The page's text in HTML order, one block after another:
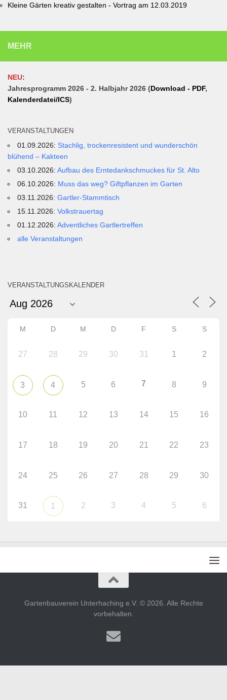
Kleine Gärten kreativ gestalten - Vortrag am 12.03.2019
MEHR
NEU:
Jahresprogramm 2026 - 2. Halbjahr 2026 (Download - PDF,
Kalenderdatei/ICS)
VERANSTALTUNGEN
01.09.2026: Stachlig, trockenresistent und wunderschön
blühend – Kakteen
03.10.2026:Aufbau des Erntedankschmuckes für St. Alto
06.10.2026: Muss das weg? Giftpflanzen im Garten
03.11.2026:Gartler-Stammtisch
15.11.2026:Volkstrauertag
01.12.2026:Adventliches Gartlertreffen
alle Veranstaltungen
VERANSTALTUNGSKALENDER
M D M D F S S
27 28 29 30 31 1 2
3 4 5 6 7 8 9
10 11 12 13 14 15 16
17 18 19 20 21 22 23
24 25 26 27 28 29 30
31 1 2 3 4 5 6
Gartenbauverein Unterhaching e.V. © 2026. Alle Rechte
vorbehalten.